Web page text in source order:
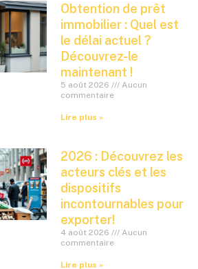
Obtention de prêt
immobilier : Quel est
le délai actuel ?
Découvrez-le
maintenant !
5 août 2026
Aucun
commentaire
Lire plus »
2026 : Découvrez les
acteurs clés et les
dispositifs
incontournables pour
exporter!
4 août 2026
Aucun
commentaire
Lire plus »